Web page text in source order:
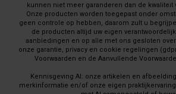
kunnen niet meer garanderen dan de kwaliteit
Onze producten worden toegepast onder
geen controle op hebben, daarom zult u
de producten altijd uw eigen
aanbiedingen en op alle met ons gesloten
onze garantie, privacy en cookie regelingen
Voorwaarden en de Aanvullende
Kennisgeving AI: onze artikelen en
merkinformatie en/of onze eigen